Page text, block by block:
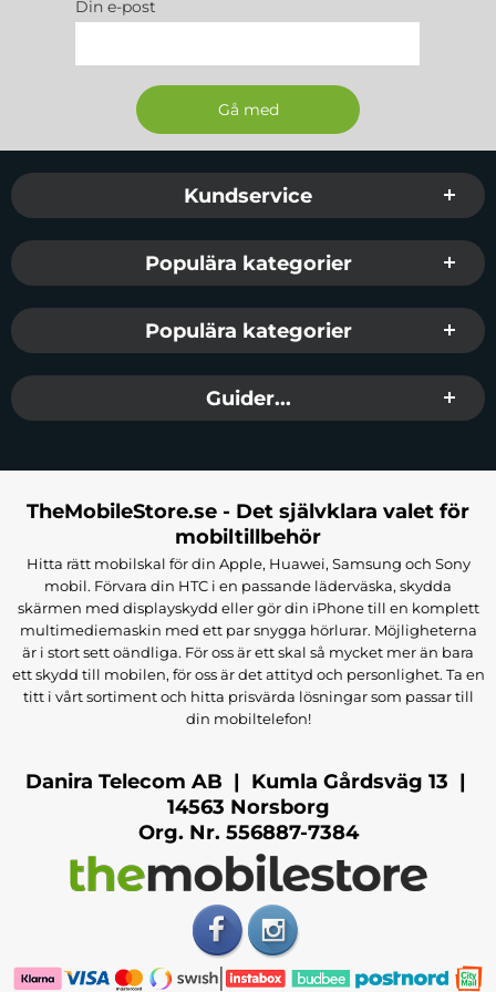
Din e-post
Sidfot Blandad info och länkar
Kundservice
Populära kategorier
Populära kategorier
Guider...
TheMobileStore.se - Det självklara valet för
mobiltillbehör
Hitta rätt mobilskal för din Apple, Huawei, Samsung och Sony
mobil. Förvara din HTC i en passande läderväska, skydda
skärmen med displayskydd eller gör din iPhone till en komplett
multimediemaskin med ett par snygga hörlurar. Möjligheterna
är i stort sett oändliga. För oss är ett skal så mycket mer än bara
ett skydd till mobilen, för oss är det attityd och personlighet. Ta en
titt i vårt sortiment och hitta prisvärda lösningar som passar till
din mobiltelefon!
Danira Telecom AB | Kumla Gårdsväg 13 |
14563 Norsborg
Org. Nr. 556887-7384